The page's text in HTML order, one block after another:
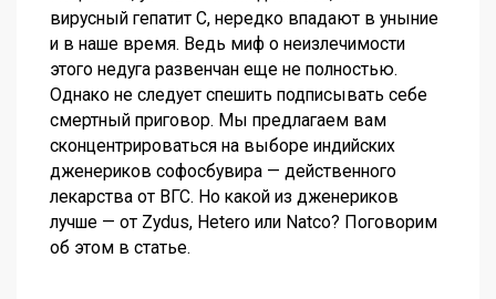
вирусный гепатит С, нередко впадают в уныние
и в наше время. Ведь миф о неизлечимости
этого недуга развенчан еще не полностью.
Однако не следует спешить подписывать себе
смертный приговор. Мы предлагаем вам
сконцентрироваться на выборе индийских
дженериков софосбувира — действенного
лекарства от ВГС. Но какой из дженериков
лучше — от Zydus, Hetero или Natco? Поговорим
об этом в статье.